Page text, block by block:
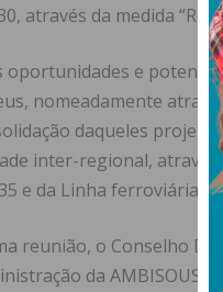
através da medida
oportunidades e
nomeadamente
daqueles
inter-regional,
e da Linha ferroviária
reunião, o Conselho
da